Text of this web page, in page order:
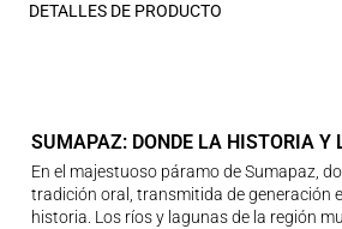
DETALLES DE PRODUCTO
SUMAPAZ: DONDE LA HISTORIA Y
En el majestuoso páramo de Sumapaz,
tradición oral, transmitida de generación
historia. Los ríos y lagunas de la región